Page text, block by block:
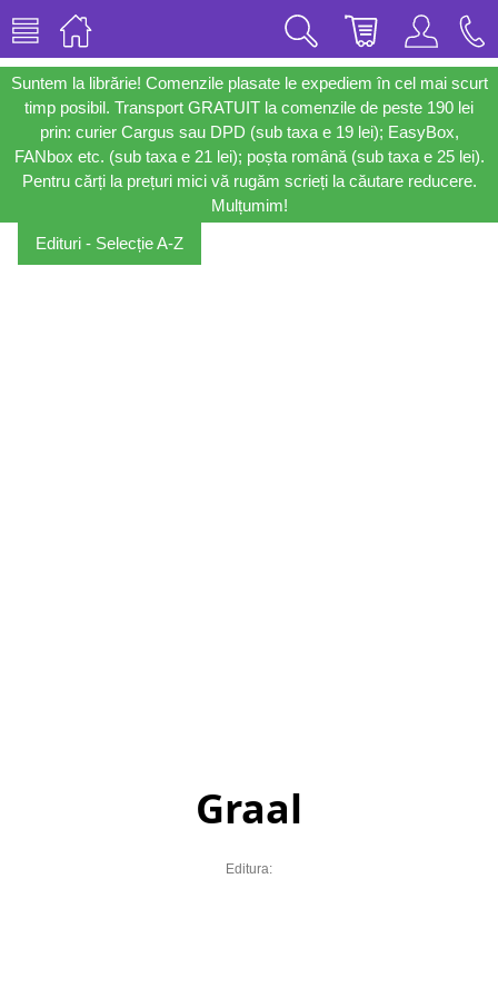
Suntem la librărie! Comenzile plasate le expediem în cel mai scurt
timp posibil. Transport GRATUIT la comenzile de peste 190 lei
prin: curier Cargus sau DPD (sub taxa e 19 lei); EasyBox,
FANbox etc. (sub taxa e 21 lei); poșta română (sub taxa e 25 lei).
Pentru cărți la prețuri mici vă rugăm scrieți la căutare reducere.
Mulțumim!
Edituri - Selecție A-Z
Graal
Editura: